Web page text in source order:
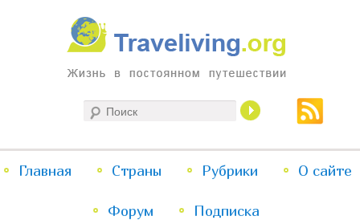
Traveliving
Жизнь в постоянном путешествии
меню
Перейти
к
Перейти
к
Главная Страны Рубрики О сайте
Форум Подписка